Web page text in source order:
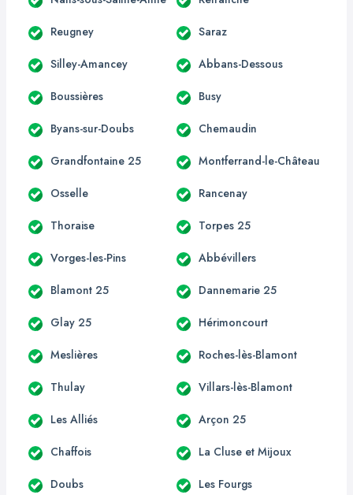
Reugney Saraz
Silley-Amancey Abbans-Dessous
Boussières Busy
Byans-sur-Doubs Chemaudin
Grandfontaine 25 Montferrand-le-Château
Osselle Rancenay
Thoraise Torpes 25
Vorges-les-Pins Abbévillers
Blamont 25 Dannemarie 25
Glay 25 Hérimoncourt
Meslières Roches-lès-Blamont
Thulay Villars-lès-Blamont
Les Alliés Arçon 25
Chaffois La Cluse et Mijoux
Doubs Les Fourgs